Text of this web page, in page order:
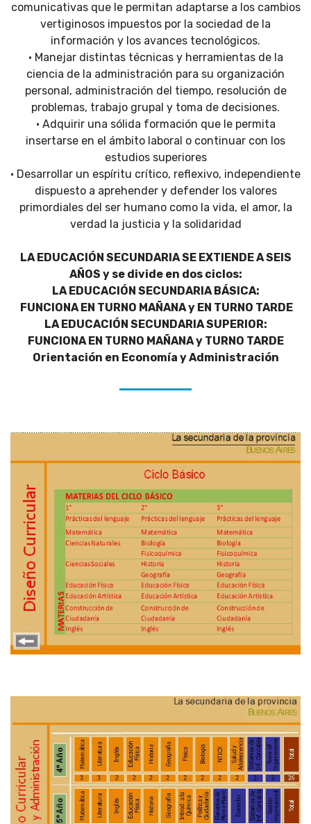
comunicativas que le permitan adaptarse a los cambios
vertiginosos impuestos por la sociedad de la
información y los avances tecnológicos.
• Manejar distintas técnicas y herramientas de la
ciencia de la administración para su organización
personal, administración del tiempo, resolución de
problemas, trabajo grupal y toma de decisiones.
• Adquirir una sólida formación que le permita
insertarse en el ámbito laboral o continuar con los
estudios superiores
• Desarrollar un espíritu crítico, reflexivo, independiente
dispuesto a aprehender y defender los valores
primordiales del ser humano como la vida, el amor, la
verdad la justicia y la solidaridad
LA EDUCACIÓN SECUNDARIA SE EXTIENDE A SEIS
AÑOS y se divide en dos ciclos:
LA EDUCACIÓN SECUNDARIA BÁSICA:
FUNCIONA EN TURNO MAÑANA y EN TURNO TARDE
LA EDUCACIÓN SECUNDARIA SUPERIOR:
FUNCIONA EN TURNO MAÑANA y TURNO TARDE
Orientación en Economía y Administración